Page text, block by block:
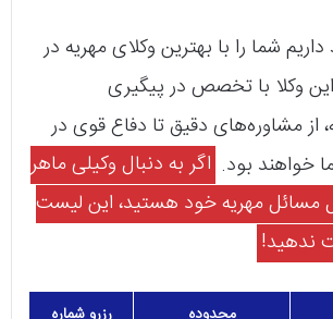
داریم شما را با بهترین وکلای مهریه در
این وکلا با تخصص در پیگیری
از مشاوره‌های دقیق تا دفاع قوی در
خواهند بود.اگر به دنبال وکیلی ماهر
مهریه خود هستید، این لیست
ندهید!